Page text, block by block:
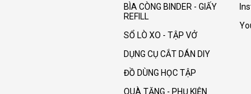
BÌA CÒNG BINDER - GIẤY
REFILL
SỔ LÒ XO - TẬP VỞ
DỤNG CỤ CẮT DÁN DIY
ĐỒ DÙNG HỌC TẬP
QUÀ TẶNG - PHỤ KIỆN